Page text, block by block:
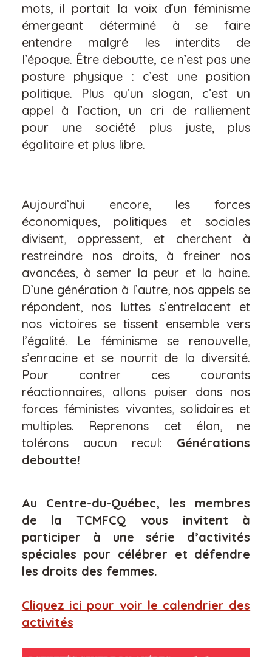
mots, il portait la voix d’un féminisme
émergeant déterminé à se faire
entendre malgré les interdits de
l’époque. Être deboutte, ce n’est pas une
posture physique : c’est une position
politique. Plus qu’un slogan, c’est un
appel à l’action, un cri de ralliement
pour une société plus juste, plus
égalitaire et plus libre.
Aujourd’hui encore, les forces
économiques, politiques et sociales
divisent, oppressent, et cherchent à
restreindre nos droits, à freiner nos
avancées, à semer la peur et la haine.
D’une génération à l’autre, nos appels se
répondent, nos luttes s’entrelacent et
nos victoires se tissent ensemble vers
l’égalité. Le féminisme se renouvelle,
s’enracine et se nourrit de la diversité.
Pour contrer ces courants
réactionnaires, allons puiser dans nos
forces féministes vivantes, solidaires et
multiples. Reprenons cet élan, ne
tolérons aucun recul: Générations
deboutte!
Au Centre-du-Québec, les membres
de la TCMFCQ vous invitent à
participer à une série d’activités
spéciales pour célébrer et défendre
les droits des femmes.
Cliquez ici pour voir le calendrier des
activités